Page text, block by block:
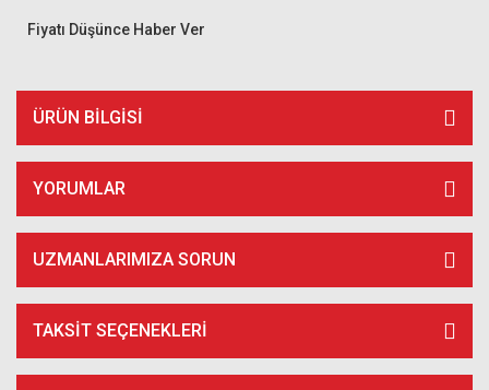
Fiyatı Düşünce Haber Ver
ÜRÜN BILGISI
YORUMLAR
UZMANLARIMIZA SORUN
TAKSIT SEÇENEKLERI